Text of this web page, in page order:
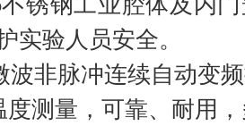
实验人员安全。
波非脉冲连续自动变
度测量，可靠、耐用